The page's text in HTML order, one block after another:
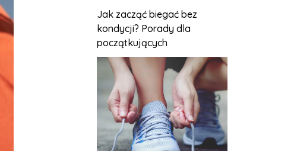
Jak zacząć biegać bez
kondycji? Porady dla
początkujących